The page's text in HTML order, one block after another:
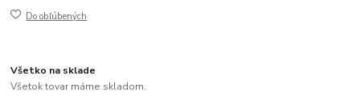
Do obľúbených
Všetko na sklade
Všetok tovar máme skladom.